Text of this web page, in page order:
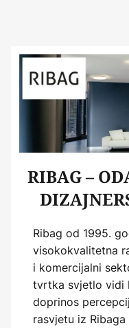
RIBAG –
Ribag od 1995.
visokokvalitetna
i komercijalni
tvrtka svjetlo vidi
doprinos
rasvjetu iz